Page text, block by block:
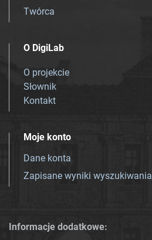
Twórca
O DigiLab
O projekcie
Słownik
Kontakt
Moje konto
Dane konta
Zapisane wyniki wyszukiwania
Informacje dodatkowe: